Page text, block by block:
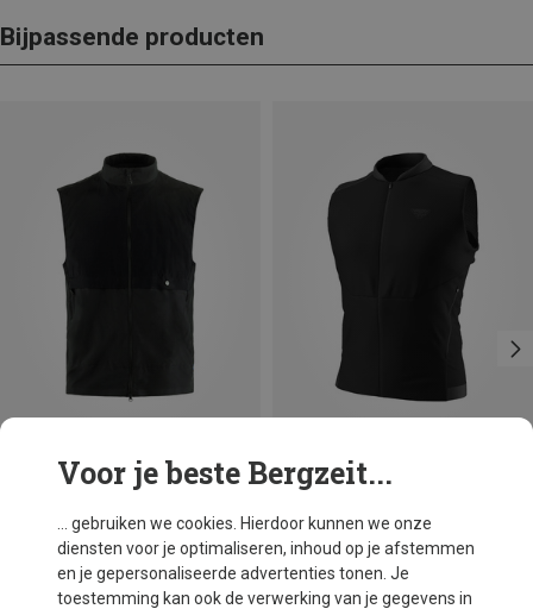
Bijpassende producten
Je bespaart 20% Je bespaart 15%
Voor je beste Bergzeit...
... gebruiken we cookies. Hierdoor kunnen we onze
diensten voor je optimaliseren, inhoud op je afstemmen
en je gepersonaliseerde advertenties tonen. Je
toestemming kan ook de verwerking van je gegevens in